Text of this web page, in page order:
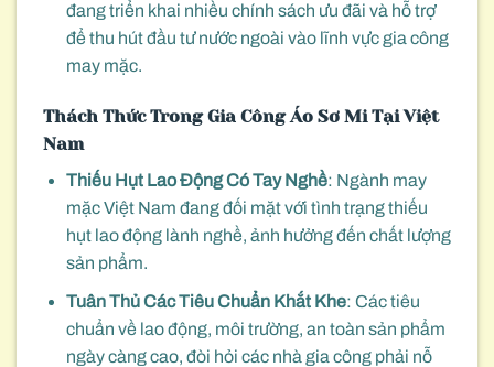
đang triển khai nhiều chính sách ưu đãi và hỗ trợ
để thu hút đầu tư nước ngoài vào lĩnh vực gia công
may mặc.
Thách Thức Trong Gia Công Áo Sơ Mi Tại Việt
Nam
Thiếu Hụt Lao Động Có Tay Nghề: Ngành may
mặc Việt Nam đang đối mặt với tình trạng thiếu
hụt lao động lành nghề, ảnh hưởng đến chất lượng
sản phẩm.
Tuân Thủ Các Tiêu Chuẩn Khắt Khe: Các tiêu
chuẩn về lao động, môi trường, an toàn sản phẩm
ngày càng cao, đòi hỏi các nhà gia công phải nỗ